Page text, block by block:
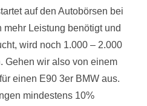
auf den Autobörsen bei
mehr Leistung benötigt und
wird noch 1.000 – 2.000
Gehen wir also von einem
einen E90 3er BMW aus.
mindestens 10%